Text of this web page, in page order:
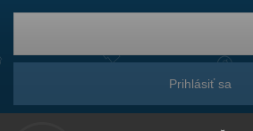
Prihlásiť sa